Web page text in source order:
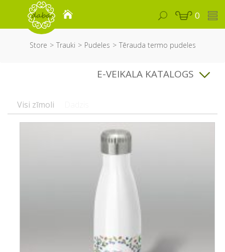
0
Store Trauki Pudeles Tērauda termo pudeles
E-VEIKALA KATALOGS
Visi zīmoli